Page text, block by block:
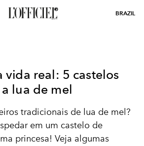
BRAZIL
vida real: 5 castelos
lua de mel
tradicionais de lua de mel?
em um castelo de
princesa! Veja algumas